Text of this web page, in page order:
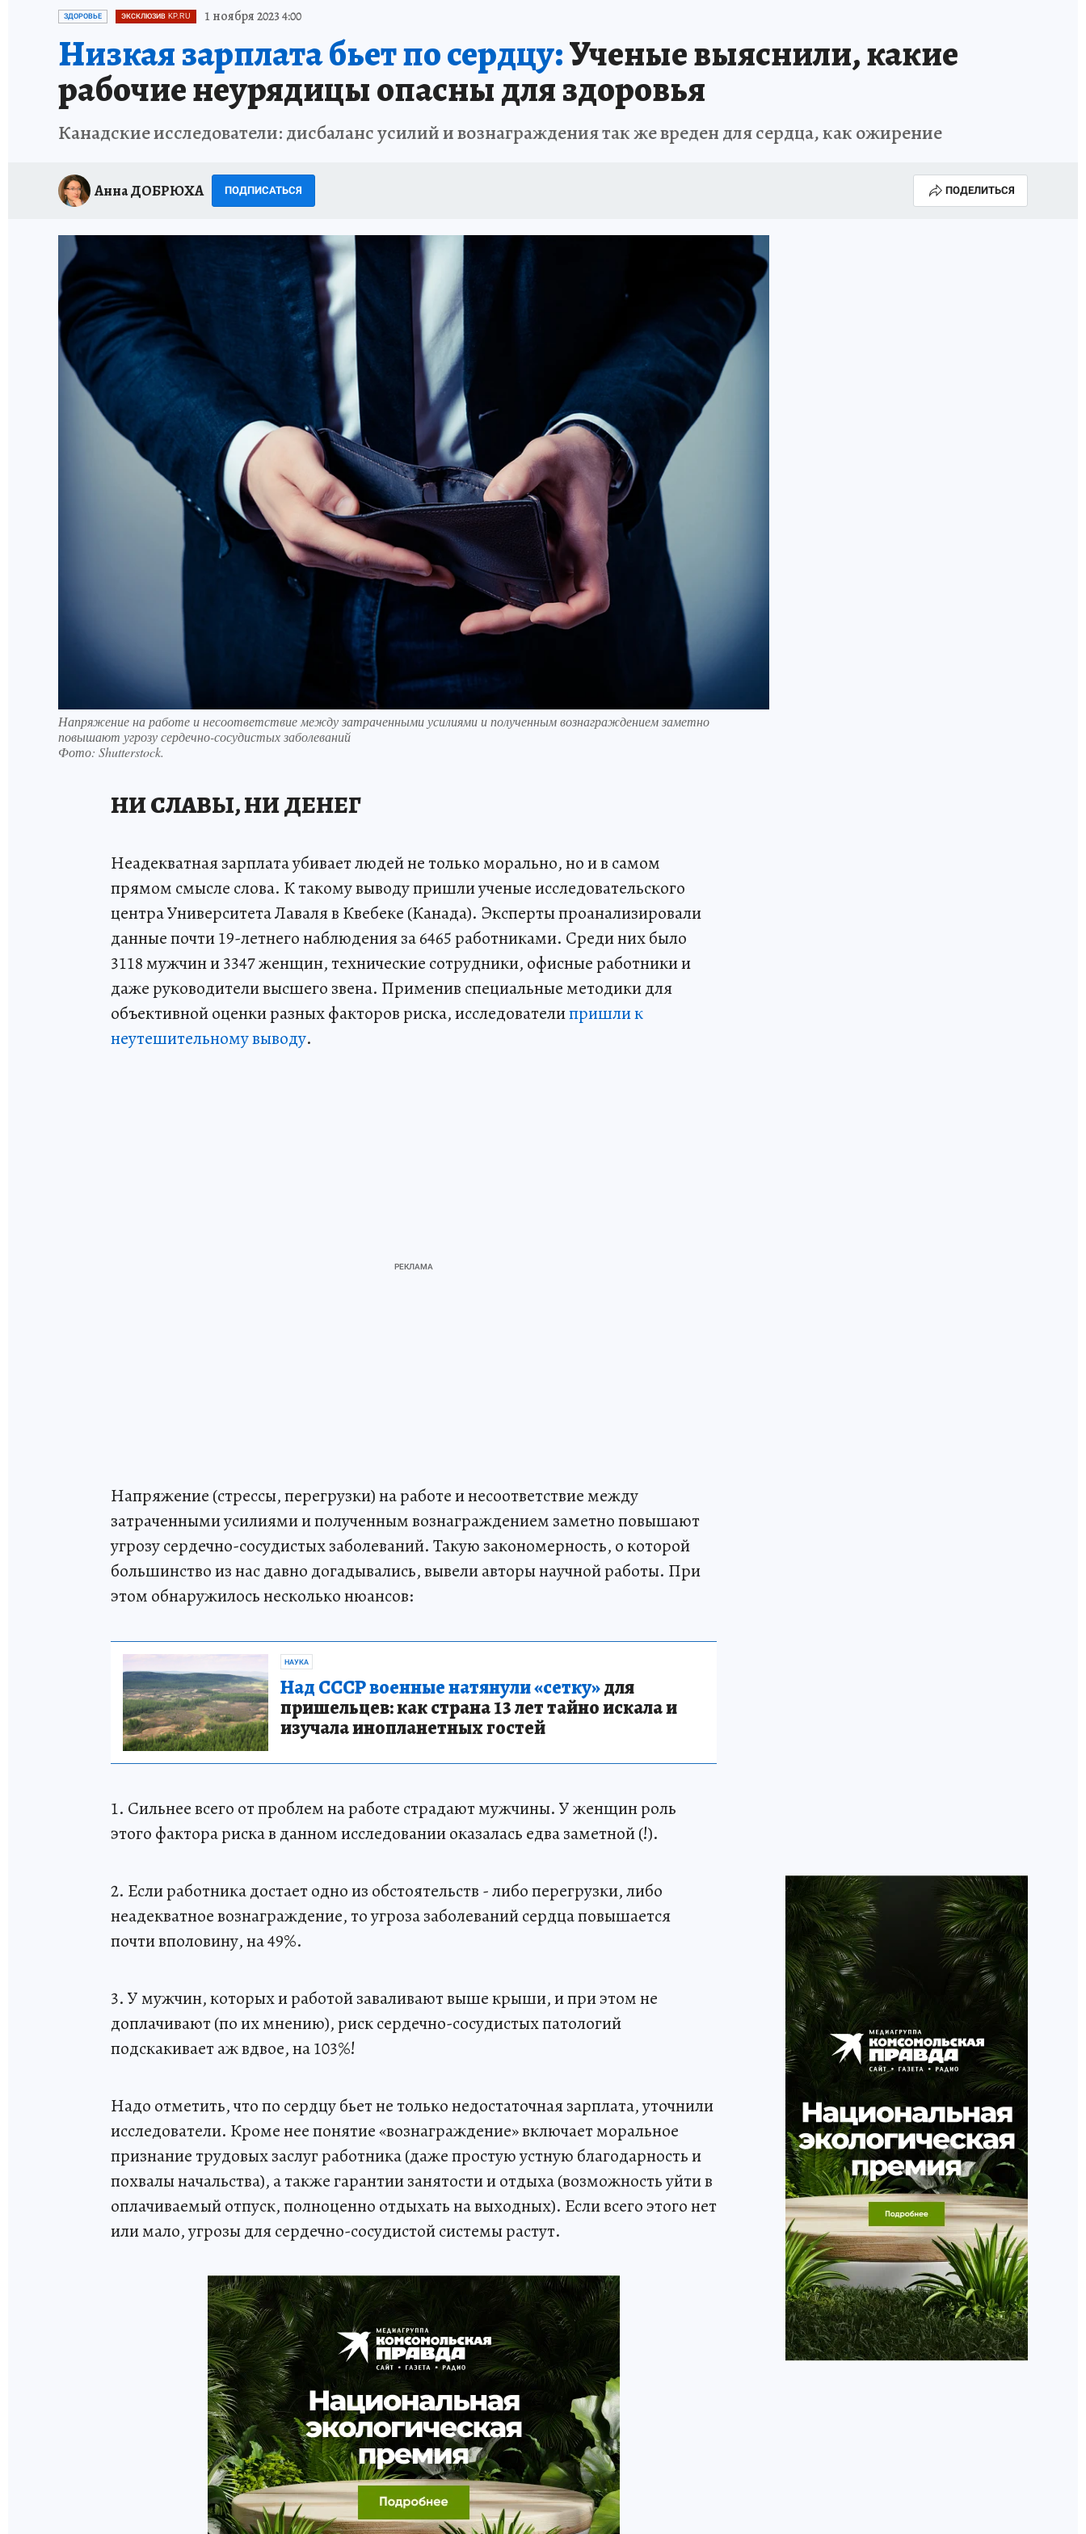
ИСПЫТАНО НА СЕБЕ
ЗДОРОВЬЕ ЭКСКЛЮЗИВ KP.RU 1 ноября 2023 4:00
Низкая зарплата бьет по сердцу:Ученые выяснили, какие
рабочие неурядицы опасны для здоровья
Канадские исследователи: дисбаланс усилий и вознаграждения так же вреден для сердца, как ожирение
Анна ДОБРЮХА ПОДПИСАТЬСЯ ПОДЕЛИТЬСЯ
Напряжение на работе и несоответствие между затраченными усилиями и полученным вознаграждением заметно
повышают угрозу сердечно-сосудистых заболеваний
Фото: Shutterstock.
НИ СЛАВЫ, НИ ДЕНЕГ
Неадекватная зарплата убивает людей не только морально, но и в самом
прямом смысле слова. К такому выводу пришли ученые исследовательского
центра Университета Лаваля в Квебеке (Канада). Эксперты проанализировали
данные почти 19-летнего наблюдения за 6465 работниками. Среди них было
3118 мужчин и 3347 женщин, технические сотрудники, офисные работники и
даже руководители высшего звена. Применив специальные методики для
объективной оценки разных факторов риска, исследователипришли к
неутешительному выводу.
Напряжение (стрессы, перегрузки) на работе и несоответствие между
затраченными усилиями и полученным вознаграждением заметно повышают
угрозу сердечно-сосудистых заболеваний. Такую закономерность, о которой
большинство из нас давно догадывались, вывели авторы научной работы. При
этом обнаружилось несколько нюансов:
НАУКА
Над СССР военные натянули «сетку»для
пришельцев: как страна 13 лет тайно искала и
изучала инопланетных гостей
1. Сильнее всего от проблем на работе страдают мужчины. У женщин роль
этого фактора риска в данном исследовании оказалась едва заметной (!).
2. Если работника достает одно из обстоятельств - либо перегрузки, либо
неадекватное вознаграждение, то угроза заболеваний сердца повышается
почти вполовину, на 49%.
3. У мужчин, которых и работой заваливают выше крыши, и при этом не
доплачивают (по их мнению), риск сердечно-сосудистых патологий
подскакивает аж вдвое, на 103%!
Надо отметить, что по сердцу бьет не только недостаточная зарплата, уточнили
исследователи. Кроме нее понятие «вознаграждение» включает моральное
признание трудовых заслуг работника (даже простую устную благодарность и
похвалы начальства), а также гарантии занятости и отдыха (возможность уйти в
оплачиваемый отпуск, полноценно отдыхать на выходных). Если всего этого нет
или мало, угрозы для сердечно-сосудистой системы растут.